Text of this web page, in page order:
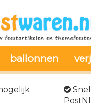
ballonnen